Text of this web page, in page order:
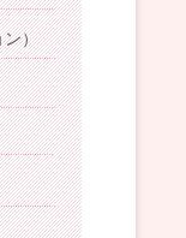
ン）